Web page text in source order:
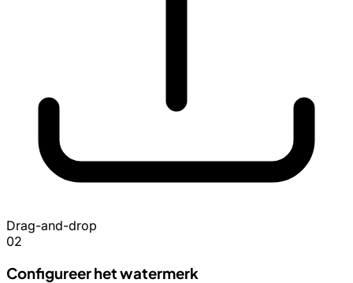
Drag-and-drop
02
Configureer het watermerk